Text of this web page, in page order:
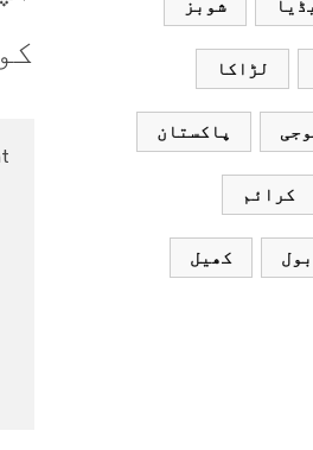
محسن
نقوی
شوبز
لڑاکا
پاکستان
کرائم
کھیل
کو